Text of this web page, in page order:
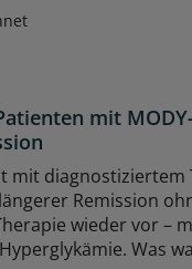
mit
mit diagnostiziertem
Remission
wieder vor –
Was